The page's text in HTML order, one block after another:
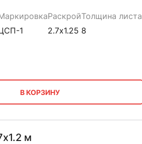
1
Раскрой
2.7х1.25
Толщина листа
8
В КОРЗИНУ
м